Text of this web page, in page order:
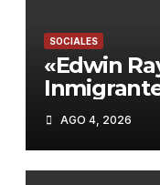
SOCIALES
«Edwin
como
Mamdani
Reforma»
AGO 4, 2026